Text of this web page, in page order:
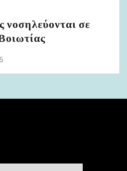
νοσηλεύονται σε